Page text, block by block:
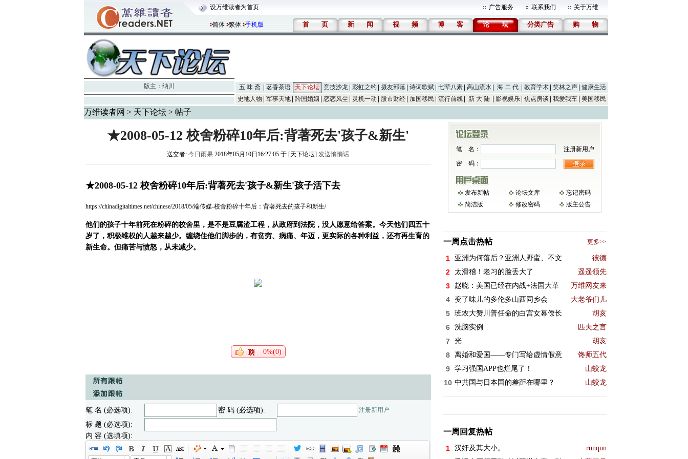
设万维读者为首页 广告服务 联系我们 关于万维
简体 繁体 手机版 首 页 新 闻 视 频 博 客 论 坛 分类广告 购 物
版主： 纳川 五 味 斋 茗香茶语 天下论坛 竞技沙龙 彩虹之约 摄友部落 诗词歌赋 七荤八素 高山流水 海 二 代 教育学术 笑林之声
健康生活
史地人物
军事天地 跨国婚姻 恋恋风尘 灵机一动 股市财经 加国移民 流行前线 新 大 陆 影视娱乐 焦点房谈 我爱我车 美国移民
万维读者网 > 天下论坛> 帖子
★2008-05-12 校舍粉碎10年后:背著死去'孩子&新生'
送交者: 今日雨果 2018年05月10日16:27:05 于 [天下论坛] 发送悄悄话
★2008-05-12 校舍粉碎10年后:背著死去'孩子&新生'孩子活下去
https://chinadigitaltimes.net/chinese/2018/05/端传媒-校舍粉碎十年后：背著死去的孩子和新生/
他们的孩子十年前死在粉碎的校舍里，是不是豆腐渣工程，从政府到法院，没人愿意给答案。今天他们四五十
岁了，积极维权的人越来越少。缠绕住他们脚步的，有贫穷、病痛、年迈，更实际的各种利益，还有再生育的
新生命。但痛苦与愤怒，从未减少。
0%(0)
笔 名 (必选项): 密 码 (必选项): 注册新用户
标 题 (必选项):
内 容 (选填项):
笔 名：
注册新用户
密 码：
发布新帖 论坛文库
忘记密码
简洁版
修改密码 版主公告
一周点击热帖 更多>>
1 亚洲为何落后？亚洲人野蛮、不文 彼德
2 太滑稽！老习的脸丢大了 遥遥领先
3 赵晓：美国已经在内战+法国大革 万维网友来
4 变了味儿的多伦多山西同乡会 大老爷们儿
5 班农大赞川普任命的白宫女幕僚长 胡亥
6 洗脑实例 匹夫之言
7 光 胡亥
8 离婚和爱国——专门写给虚情假意 馋师五代
9 学习强国APP也烂尾了！ 山蛟龙
10 中共国与日本国的差距在哪里？ 山蛟龙
一周回复热帖
1 汉奸及其大小。 runqun